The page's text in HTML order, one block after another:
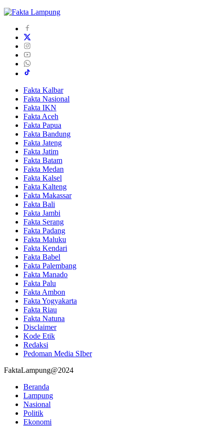
Fakta Kalbar
Fakta Nasional
Fakta IKN
Fakta Aceh
Fakta Papua
Fakta Bandung
Fakta Jateng
Fakta Jatim
Fakta Batam
Fakta Medan
Fakta Kalsel
Fakta Kalteng
Fakta Makassar
Fakta Bali
Fakta Jambi
Fakta Serang
Fakta Padang
Fakta Maluku
Fakta Kendari
Fakta Babel
Fakta Palembang
Fakta Manado
Fakta Palu
Fakta Ambon
Fakta Yogyakarta
Fakta Riau
Fakta Natuna
Disclaimer
Kode Etik
Redaksi
Pedoman Media SIber
FaktaLampung@2024
Beranda
Lampung
Nasional
Politik
Ekonomi